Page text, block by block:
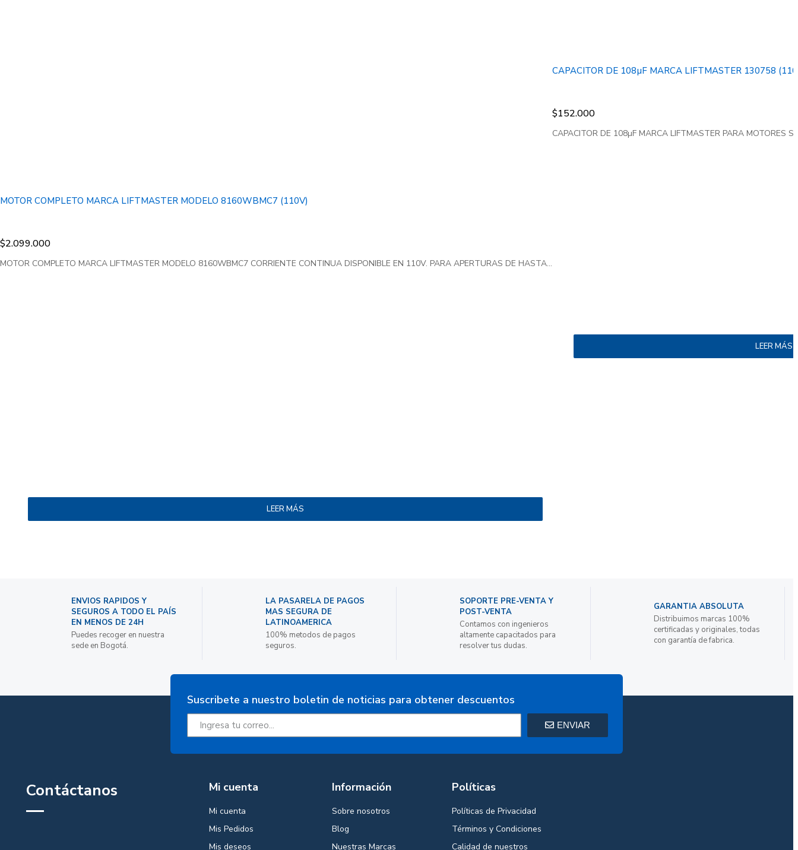
MOTOR COMPLETO MARCA LIFTMASTER MODELO 8160WBMC7 (110V)
$2.099.000
MOTOR COMPLETO MARCA LIFTMASTER MODELO 8160WBMC7 CORRIENTE CONTINUA DISPONIBLE EN 110V. PARA APERTURAS DE HASTA...
LEER MÁS
CAPACITOR DE 108µF MARCA LIFTMASTER 130758
$152.000
CAPACITOR DE 108µF MARCA LIFTMASTER PARA MOTORES
LEER MÁS
ENVIOS RAPIDOS Y
SEGUROS A TODO EL PAÍS
EN MENOS DE 24H
Puedes recoger en nuestra
sede en Bogotá.
LA PASARELA DE PAGOS
MAS SEGURA DE
LATINOAMERICA
100% metodos de pagos
seguros.
SOPORTE PRE-VENTA Y
POST-VENTA
Contamos con ingenieros
altamente capacitados para
resolver tus dudas.
GARANTIA ABSOLUTA
Distribuimos marcas 100%
certificadas y originales, todas
con garantía de fabrica.
Suscribete a nuestro boletin de noticias para obtener descuentos
ENVIAR
Contáctanos Mi cuenta
Mi cuenta
Mis Pedidos
Mis deseos
Información
Sobre nosotros
Blog
Nuestras Marcas
Políticas
Políticas de Privacidad
Términos y Condiciones
Calidad de nuestros